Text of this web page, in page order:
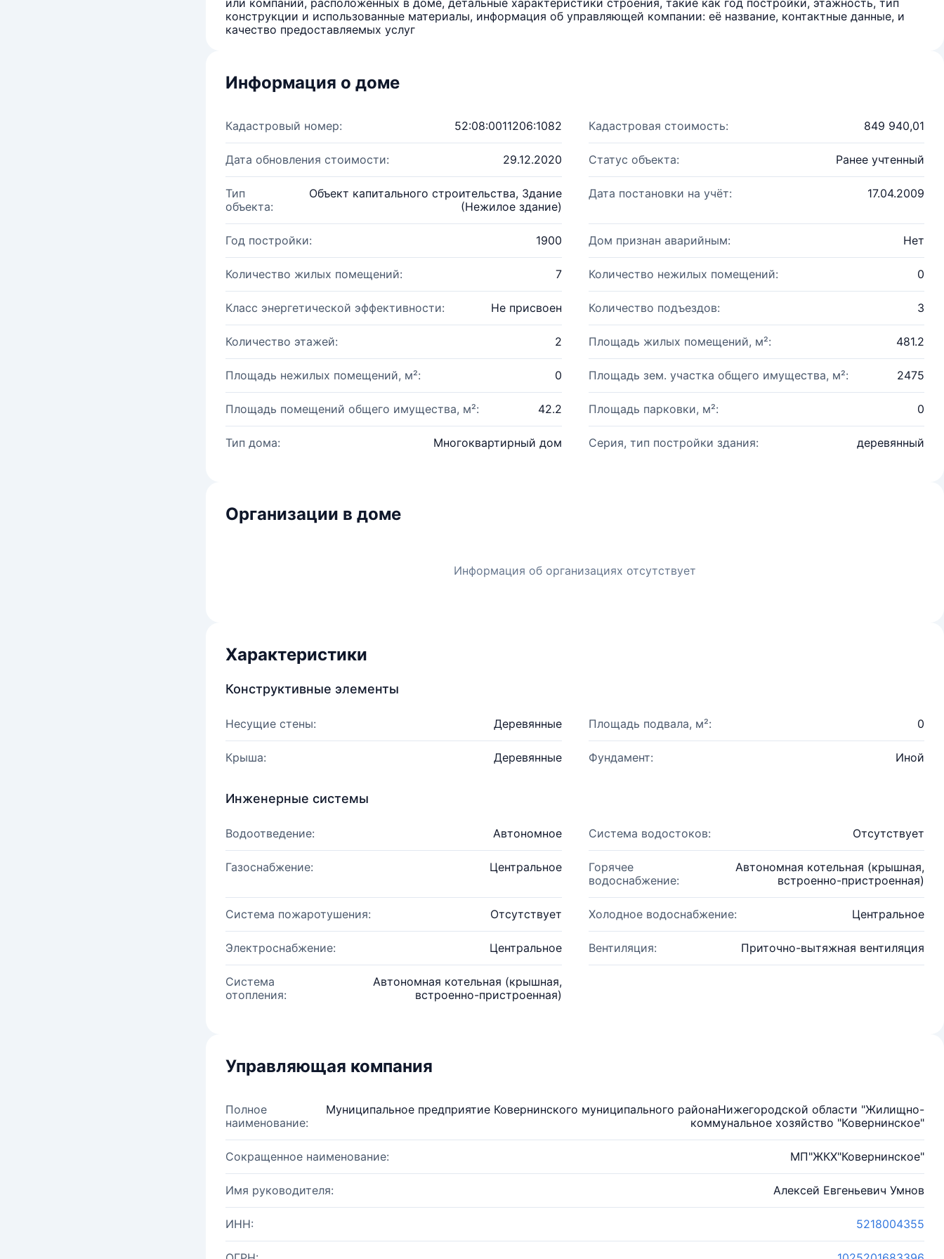
или компаний, расположенных в доме, детальные характеристики строения, такие как год постройки, этажность, тип
конструкции и использованные материалы, информация об управляющей компании: её название, контактные данные, и
качество предоставляемых услуг
Информация о доме
Кадастровый номер: 52:08:0011206:1082 Кадастровая стоимость: 849 940,01
Дата обновления стоимости: 29.12.2020 Статус объекта: Ранее учтенный
Тип
объекта:
Объект капитального строительства, Здание
(Нежилое здание)
Дата постановки на учёт: 17.04.2009
Год постройки: 1900 Дом признан аварийным: Нет
Количество жилых помещений: 7 Количество нежилых помещений: 0
Класс энергетической эффективности: Не присвоен Количество подъездов: 3
Количество этажей: 2 Площадь жилых помещений, м²: 481.2
Площадь нежилых помещений, м²: 0 Площадь зем. участка общего имущества, м²: 2475
Площадь помещений общего имущества, м²: 42.2 Площадь парковки, м²: 0
Тип дома: Многоквартирный дом Серия, тип постройки здания: деревянный
Организации в доме
Информация об организациях отсутствует
Характеристики
Конструктивные элементы
Несущие стены: Деревянные Площадь подвала, м²: 0
Крыша: Деревянные Фундамент: Иной
Инженерные системы
Водоотведение: Автономное Система водостоков: Отсутствует
Газоснабжение: Центральное
Горячее
водоснабжение:
Автономная котельная (крышная,
встроенно-пристроенная)
Система пожаротушения: Отсутствует Холодное водоснабжение: Центральное
Электроснабжение: Центральное Вентиляция: Приточно-вытяжная вентиляция
Система
отопления:
Автономная котельная (крышная,
встроенно-пристроенная)
Управляющая компания
Полное
наименование:
Муниципальное предприятие Ковернинского муниципального районаНижегородской области "Жилищно-
коммунальное хозяйство "Ковернинское"
Сокращенное наименование: МП"ЖКХ"Ковернинское"
Имя руководителя: Алексей Евгеньевич Умнов
ИНН: 5218004355